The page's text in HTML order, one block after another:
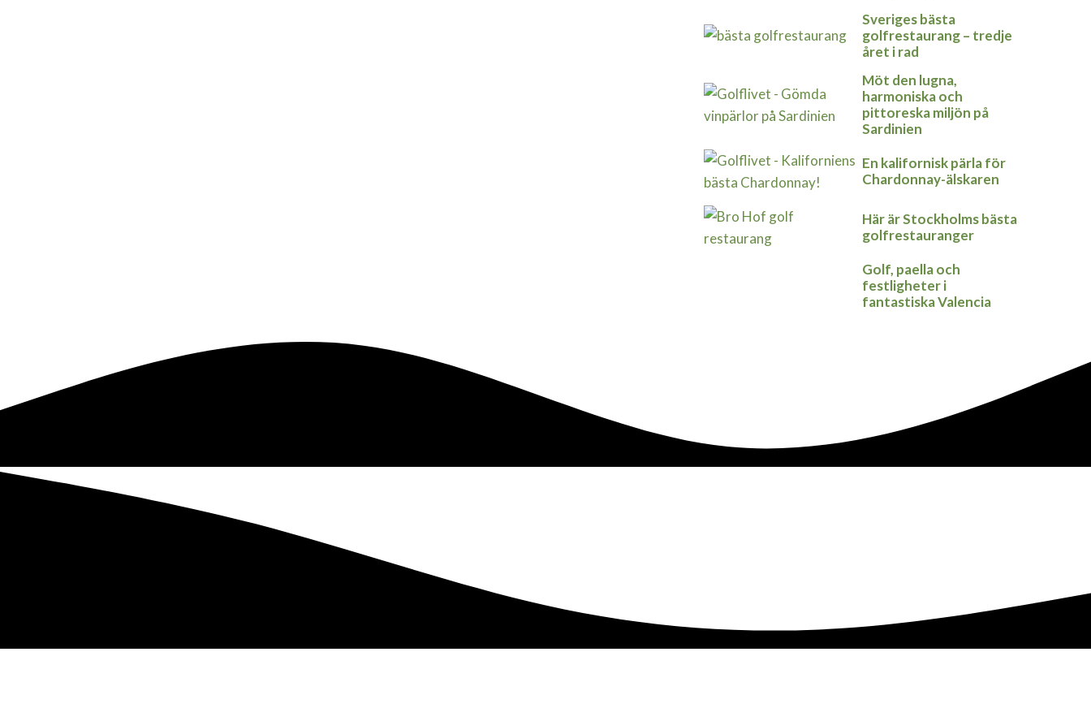
Sveriges bästa
golfrestaurang – tredje
året i rad
Möt den lugna,
harmoniska och
pittoreska miljön på
Sardinien
En kalifornisk pärla för
Chardonnay-älskaren
Här är Stockholms bästa
golfrestauranger
Golf, paella och
festligheter i
fantastiska Valencia